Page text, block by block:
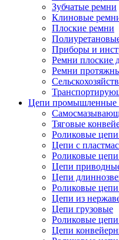
Зубчатые ремни
Клиновые
Плоские ремни
Приборы и
Ремни плоские
Ремни
Цепи промышленные
Тяговые
Роликовые
Цепи с
Роликовые
Цепи
Цепи
Роликовые
Цепи из
Цепи грузовые
Роликовые
Цепи